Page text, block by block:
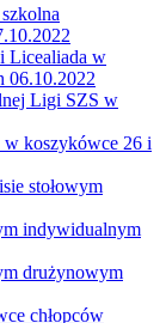
Licealiada w
06.10.2022
Ligi SZS w
koszykówce 26 i
stołowym
indywidualnym
drużynowym
chłopców